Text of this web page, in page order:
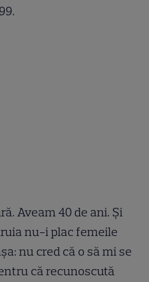
Aveam 40 de ani. Și
nu-i plac femeile
nu cred că o să mi se
că recunoscută